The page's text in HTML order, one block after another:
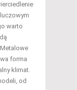
warto
forma
klimat.
od